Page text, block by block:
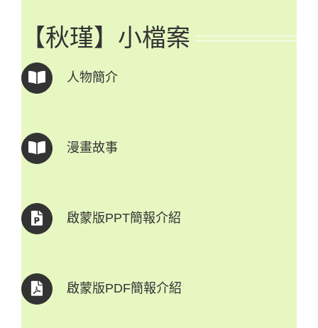
【秋瑾】小檔案
人物簡介
漫畫故事
啟蒙版PPT簡報介紹
啟蒙版PDF簡報介紹